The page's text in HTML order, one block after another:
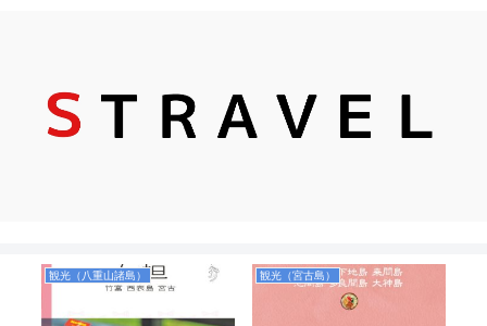
観光（八重山諸島） 観光（宮古島）